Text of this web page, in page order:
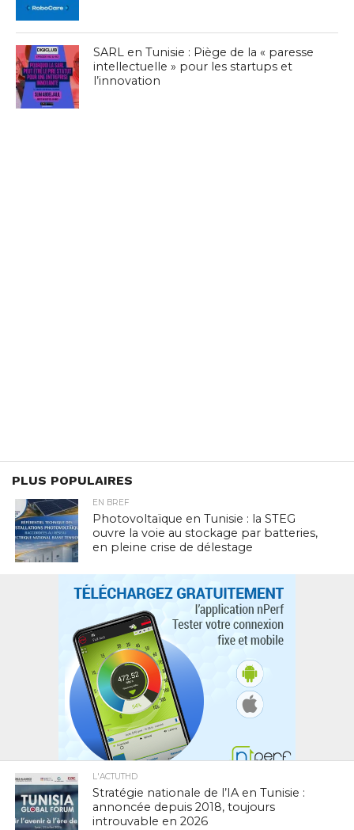
SARL en Tunisie : Piège de la « paresse
intellectuelle » pour les startups et
l’innovation
PLUS POPULAIRES
EN BREF
Photovoltaïque en Tunisie : la STEG
ouvre la voie au stockage par batteries,
en pleine crise de délestage
L'ACTUTHD
Stratégie nationale de l’IA en Tunisie :
annoncée depuis 2018, toujours
introuvable en 2026